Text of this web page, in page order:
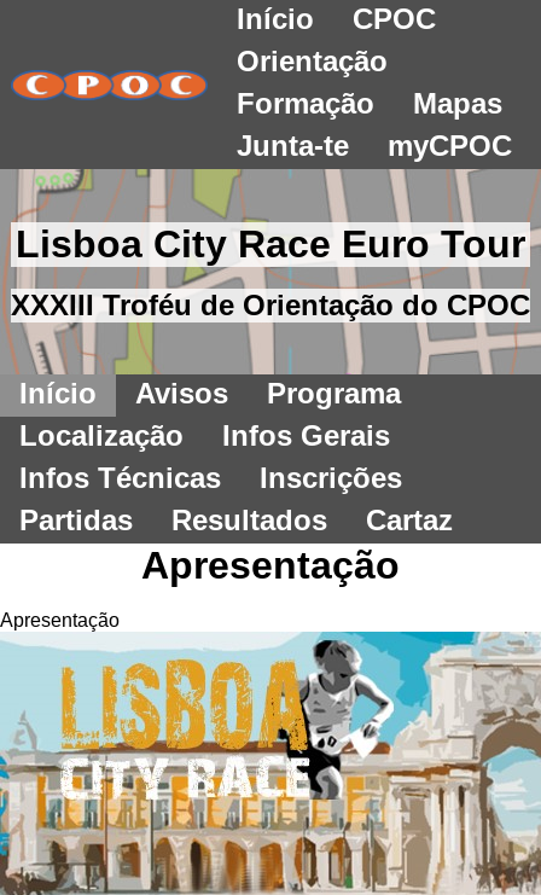
Início
CPOC
Orientação
Formação
Mapas
Junta-te
myCPOC
Lisboa City Race Euro Tour
XXXIII Troféu de Orientação do CPOC
Início Avisos
Programa
Localização
Infos Gerais
Infos Técnicas
Inscrições
Partidas
Resultados Cartaz
Apresentação
Apresentação